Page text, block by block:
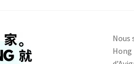
Nous
Hong